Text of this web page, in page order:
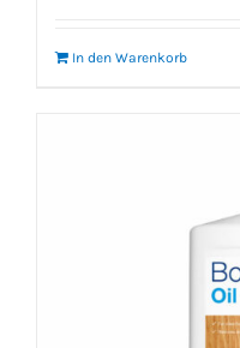
In den Warenkorb